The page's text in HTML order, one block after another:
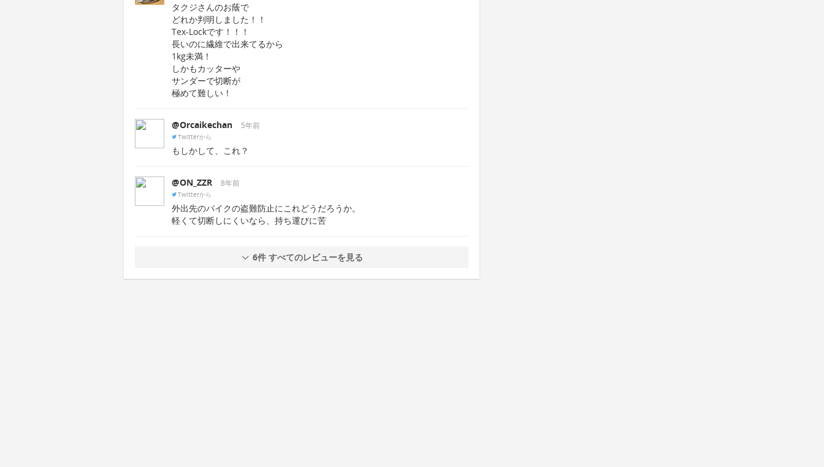
タクジさんのお蔭で
どれか判明しました！！
Tex-Lockです！！！
長いのに繊維で出来てるから
1kg未満！
しかもカッターや
サンダーで切断が
極めて難しい！
@Orcaikechan 5年前
Twitterから
もしかして、これ？
@ON_ZZR 8年前
Twitterから
外出先のバイクの盗難防止にこれどうだろうか。
軽くて切断しにくいなら、持ち運びに苦
6件 すべてのレビューを見る